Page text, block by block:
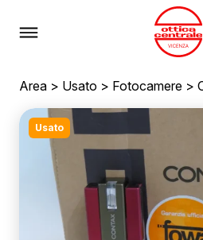
Area > Usato > Fotocamere >
Usato